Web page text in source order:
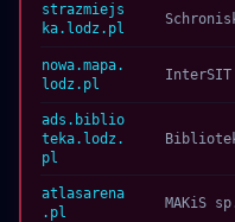
strazmiejs
ka.lodz.pl
nowa.mapa.
lodz.pl
ads.biblio
teka.lodz.
pl
atlasarena
.pl